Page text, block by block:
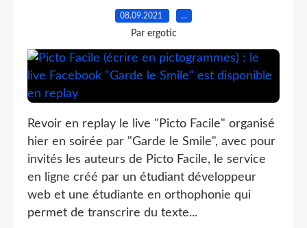
08.09.2021 …
Par ergotic
Revoir en replay le live "Picto Facile" organisé
hier en soirée par "Garde le Smile", avec pour
invités les auteurs de Picto Facile, le service
en ligne créé par un étudiant développeur
web et une étudiante en orthophonie qui
permet de transcrire du texte...